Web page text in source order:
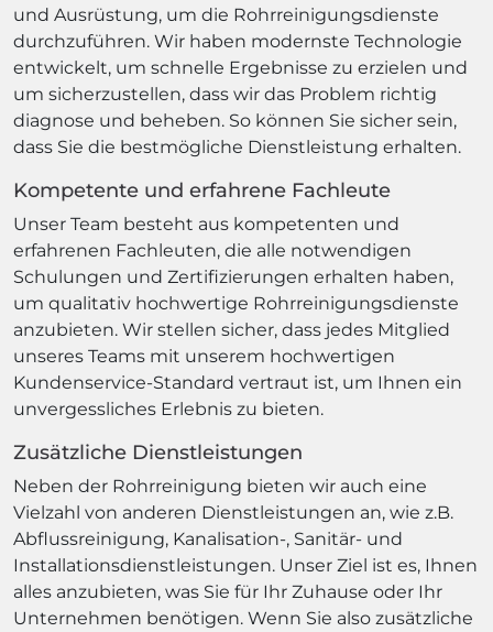
und Ausrüstung, um die Rohrreinigungsdienste
durchzuführen. Wir haben modernste Technologie
entwickelt, um schnelle Ergebnisse zu erzielen und
um sicherzustellen, dass wir das Problem richtig
diagnose und beheben. So können Sie sicher sein,
dass Sie die bestmögliche Dienstleistung erhalten.
Kompetente und erfahrene Fachleute
Unser Team besteht aus kompetenten und
erfahrenen Fachleuten, die alle notwendigen
Schulungen und Zertifizierungen erhalten haben,
um qualitativ hochwertige Rohrreinigungsdienste
anzubieten. Wir stellen sicher, dass jedes Mitglied
unseres Teams mit unserem hochwertigen
Kundenservice-Standard vertraut ist, um Ihnen ein
unvergessliches Erlebnis zu bieten.
Zusätzliche Dienstleistungen
Neben der Rohrreinigung bieten wir auch eine
Vielzahl von anderen Dienstleistungen an, wie z.B.
Abflussreinigung, Kanalisation-, Sanitär- und
Installationsdienstleistungen. Unser Ziel ist es, Ihnen
alles anzubieten, was Sie für Ihr Zuhause oder Ihr
Unternehmen benötigen. Wenn Sie also zusätzliche